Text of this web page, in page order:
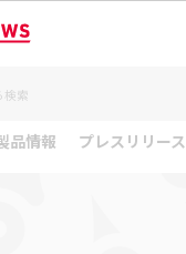
品情報 プレスリリース